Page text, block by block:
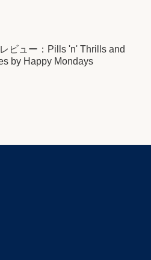
ビュー：Pills 'n' Thrills and
by Happy Mondays